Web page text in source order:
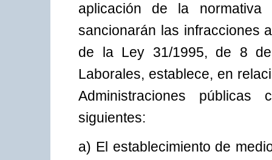
aplicación de la
sancionarán las infracciones
de la Ley 31/1995, de 8
Laborales, establece, en
Administraciones públicas
siguientes:
a) El establecimiento de